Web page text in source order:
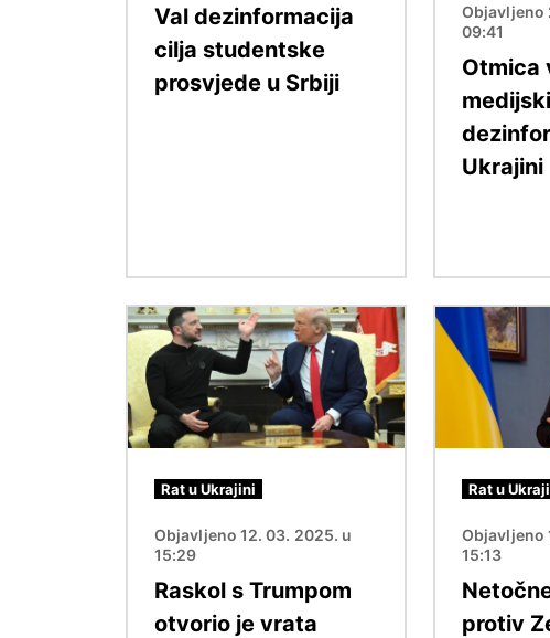
Val dezinformacija
cilja studentske
prosvjede u Srbiji
Objavljeno
09:41
Otmica
Ukrajini
Slika
Rat u Ukrajini
Objavljeno 12. 03. 2025. u
15:29
Raskol s Trumpom
otvorio je vrata
Slika
Rat u
Objavljeno
15:13
protiv